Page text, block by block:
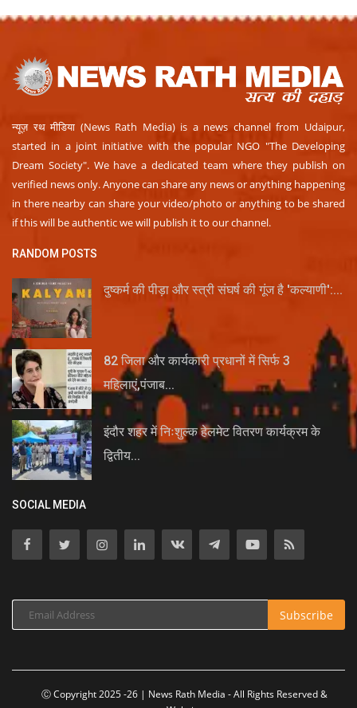
न्यूज़ रथ मीडिया (News Rath Media) is a news channel from Udaipur,
started in a joint initiative with the popular NGO "The Developing
Dream Society". We have a dedicated team where they publish on
verified news only. Anyone can share any news or anything happening
in there nearby can share your video/photo or anything to be shared
if this will be authentic we will publish it to our channel.
RANDOM POSTS
दुष्कर्म की पीड़ा और स्त्री संघर्ष की गूंज है 'कल्याणी':...
82 जिला और कार्यकारी प्रधानों में सिर्फ 3
महिलाएं,पंजाब...
इंदौर शहर में निःशुल्क हेलमेट वितरण कार्यक्रम के
द्वितीय...
SOCIAL MEDIA
Subscribe
Ⓒ Copyright 2025 -26 | News Rath Media - All Rights Reserved &